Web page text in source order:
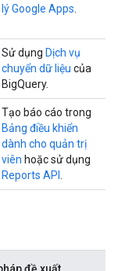
lý Google Apps
Sử dụng Dịch vụ
chuyển dữ liệu của
BigQuery.
Tạo báo cáo trong
Bảng điều khiển
dành cho quản trị
viên hoặc sử dụng
Reports API